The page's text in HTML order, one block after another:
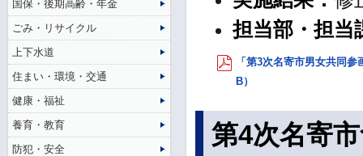
担当部・担当
「第3次名寄市男女共同
B）
第4次名寄
国保・後期高齢・年金
ごみ・リサイクル
上下水道
住まい・環境・交通
健康・福祉
養育・教育
防犯・安全